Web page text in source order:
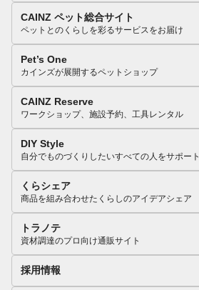
CAINZ ペット総合サイト
ペットとのくらしを彩るサービスをお届け
Pet’s One
カインズが展開するペットショップ
CAINZ Reserve
ワークショップ、施設予約、工具レンタル
DIY Style
自分でものづくりしたいすべての人をサポート
くらシェア
商品を組み合わせたくらしのアイデアシェア
トラノテ
資材調達のプロ向け通販サイト
採用情報